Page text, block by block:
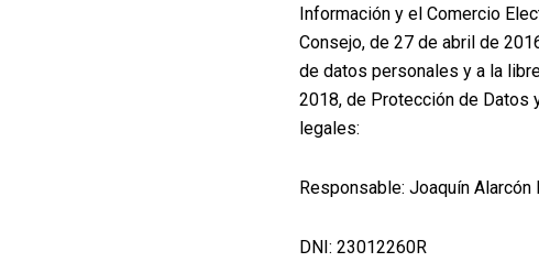
Información y el Comercio
Consejo, de 27 de abril de
de datos personales y a la
2018, de Protección de Datos
legales:
Responsable: Joaquín Alarcón
DNI: 23012260R